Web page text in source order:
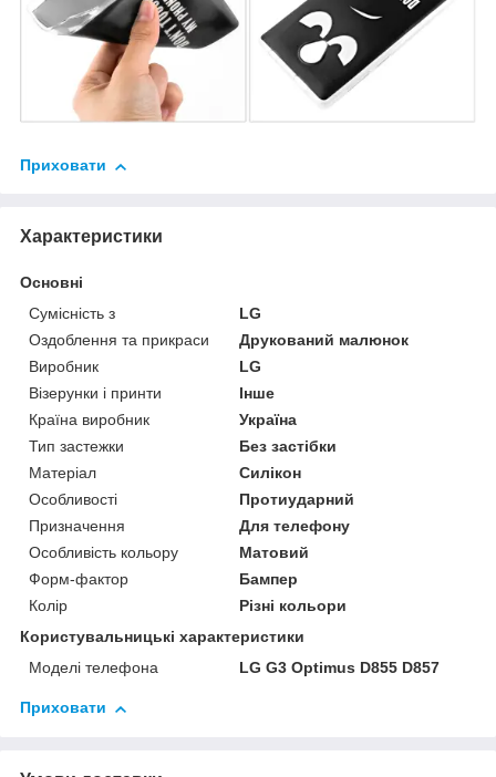
Приховати
Характеристики
Основні
Сумісність з
LG
Оздоблення та прикраси
Друкований малюнок
Виробник
LG
Візерунки і принти
Інше
Країна виробник
Україна
Тип застежки
Без застібки
Матеріал
Силікон
Особливості
Протиударний
Призначення
Для телефону
Особливість кольору
Матовий
Форм-фактор
Бампер
Колір
Різні кольори
Користувальницькі характеристики
Моделі телефона
LG G3 Optimus D855 D857
Приховати